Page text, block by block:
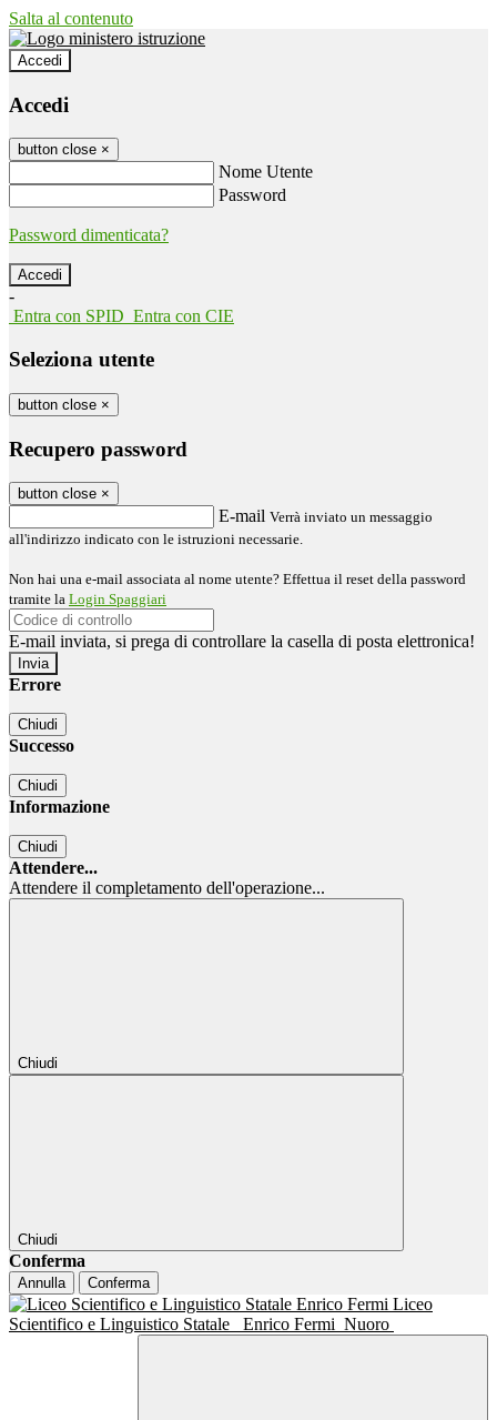
Salta al contenuto
Accedi
Accedi
button close ×
Nome Utente
Password
Password dimenticata?
-
Entra con SPID Entra con CIE
Seleziona utente
button close ×
Recupero password
button close ×
E-mail Verrà inviato un messaggio
all'indirizzo indicato con le istruzioni necessarie.
Non hai una e-mail associata al nome utente? Effettua il reset della password
tramite la Login Spaggiari
E-mail inviata, si prega di controllare la casella di posta elettronica!
Errore
Chiudi
Successo
Chiudi
Informazione
Chiudi
Attendere...
Attendere il completamento dell'operazione...
Chiudi
Chiudi
Conferma
Annulla Conferma
Liceo
Scientifico e Linguistico Statale
Enrico Fermi Nuoro